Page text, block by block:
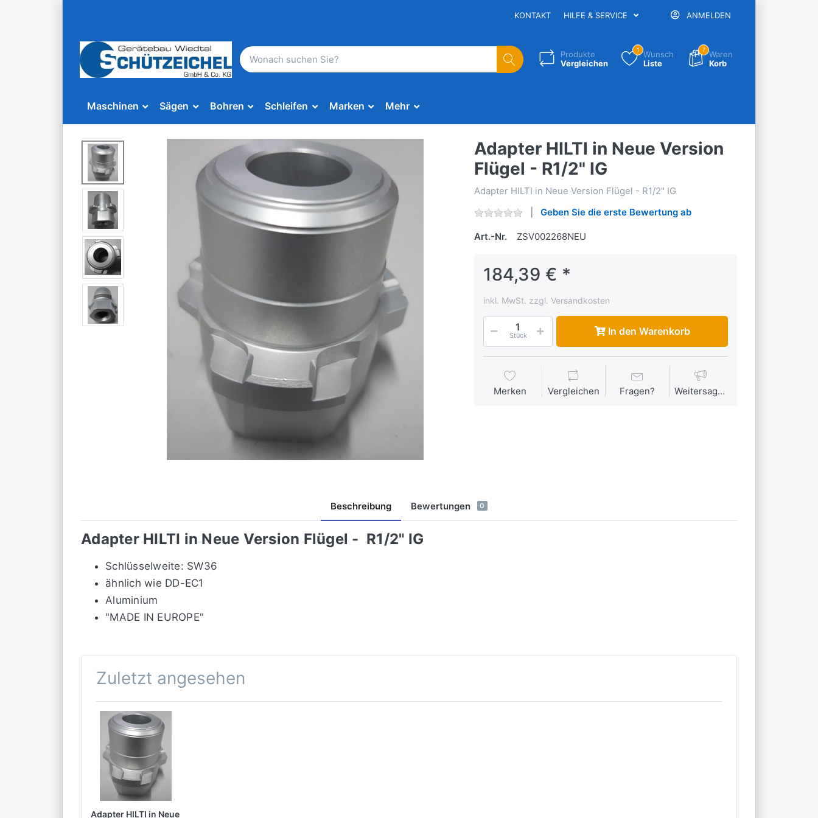
KONTAKT HILFE & SERVICE ANMELDEN
Produkte
Vergleichen
1
Wunsch
Liste
7 Waren
Korb
Maschinen Sägen Bohren Schleifen Marken Mehr
Adapter HILTI in Neue Version
Flügel - R1/2" IG
Adapter HILTI in Neue Version Flügel - R1/2" IG
Geben Sie die erste Bewertung ab
Art.-Nr. ZSV002268NEU
184,39 € *
inkl. MwSt. zzgl. Versandkosten
Stück In den Warenkorb
Merken Vergleichen Fragen? Weitersagen
Beschreibung Bewertungen 0
Adapter HILTI in Neue Version Flügel - R1/2" IG
Schlüsselweite: SW36
ähnlich wie DD-EC1
Aluminium
"MADE IN EUROPE"
Zuletzt angesehen
Adapter HILTI in Neue